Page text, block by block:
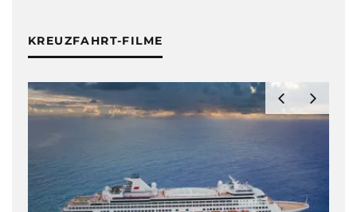
KREUZFAHRT-FILME